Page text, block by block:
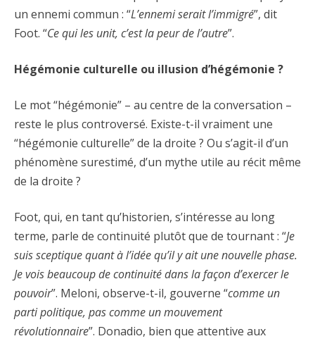
un ennemi commun : “L’ennemi serait l’immigré”, dit
Foot. “Ce qui les unit, c’est la peur de l’autre”.
Hégémonie culturelle ou illusion d’hégémonie ?
Le mot “hégémonie” – au centre de la conversation –
reste le plus controversé. Existe-t-il vraiment une
“hégémonie culturelle” de la droite ? Ou s’agit-il d’un
phénomène surestimé, d’un mythe utile au récit même
de la droite ?
Foot, qui, en tant qu’historien, s’intéresse au long
terme, parle de continuité plutôt que de tournant : “Je
suis sceptique quant à l’idée qu’il y ait une nouvelle phase.
Je vois beaucoup de continuité dans la façon d’exercer le
pouvoir”. Meloni, observe-t-il, gouverne “comme un
parti politique, pas comme un mouvement
révolutionnaire”. Donadio, bien que attentive aux